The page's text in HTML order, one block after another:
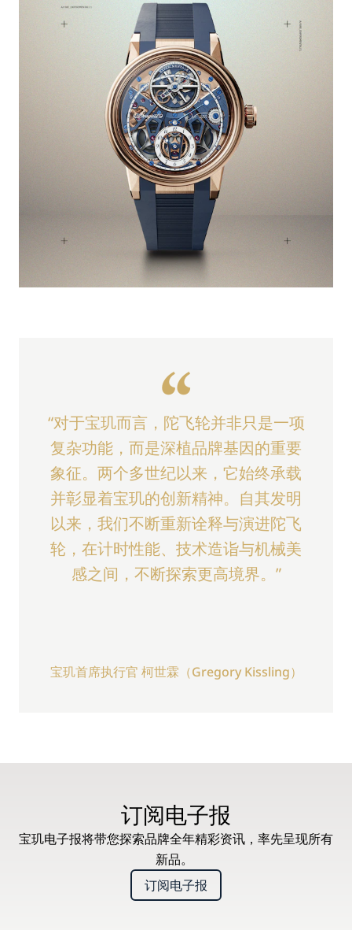
“
“对于宝玑而言，陀飞轮并非只是一项
复杂功能，而是深植品牌基因的重要
象征。两个多世纪以来，它始终承载
并彰显着宝玑的创新精神。自其发明
以来，我们不断重新诠释与演进陀飞
轮，在计时性能、技术造诣与机械美
感之间，不断探索更高境界。”
宝玑首席执行官 柯世霖（Gregory Kissling）
订阅电子报
宝玑电子报将带您探索品牌全年精彩资讯，率先呈现所有
新品。
订阅电子报